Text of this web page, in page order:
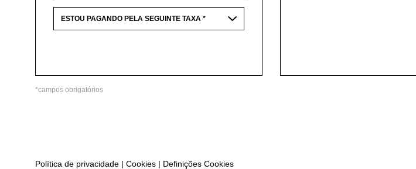
*campos obrigatórios
Política de privacidade | Cookies | Definições Cookies